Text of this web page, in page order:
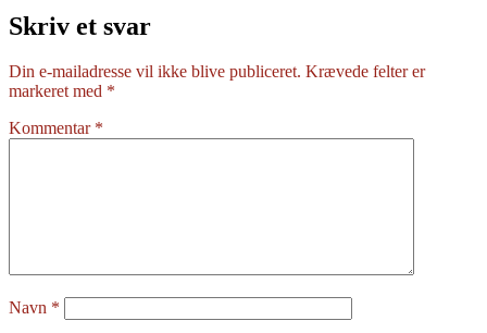
Skriv et svar
Din e-mailadresse vil ikke blive publiceret. Krævede felter er
markeret med *
Kommentar *
Navn *